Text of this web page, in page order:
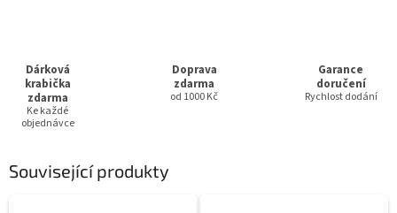
Dárková
krabička
zdarma
Ke každé
objednávce
Doprava
zdarma
od 1000 Kč
Garance
doručení
Rychlost dodání
Související produkty